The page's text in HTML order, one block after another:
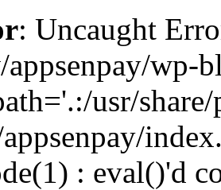
: Uncaught
wp-
usr/
: eval()'d